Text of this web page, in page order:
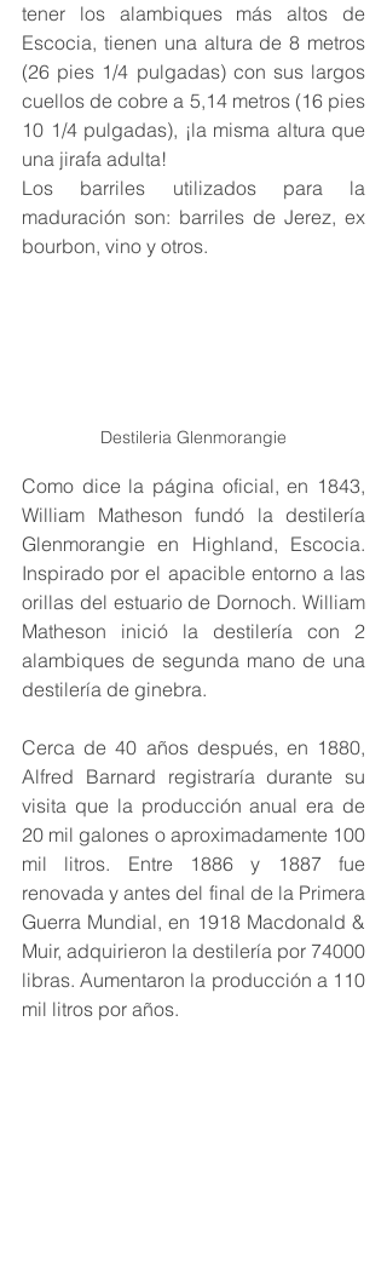
tener los alambiques más altos de
Escocia, tienen una altura de 8 metros
(26 pies 1/4 pulgadas) con sus largos
cuellos de cobre a 5,14 metros (16 pies
10 1/4 pulgadas), ¡la misma altura que
una jirafa adulta!
Los barriles utilizados para la
maduración son: barriles de Jerez, ex
bourbon, vino y otros.
Destileria Glenmorangie
Como dice la página oficial, en 1843,
William Matheson fundó la destilería
Glenmorangie en Highland, Escocia.
Inspirado por el apacible entorno a las
orillas del estuario de Dornoch. William
Matheson inició la destilería con 2
alambiques de segunda mano de una
destilería de ginebra.
Cerca de 40 años después, en 1880,
Alfred Barnard registraría durante su
visita que la producción anual era de
20 mil galones o aproximadamente 100
mil litros. Entre 1886 y 1887 fue
renovada y antes del final de la Primera
Guerra Mundial, en 1918 Macdonald &
Muir, adquirieron la destilería por 74000
libras. Aumentaron la producción a 110
mil litros por años.